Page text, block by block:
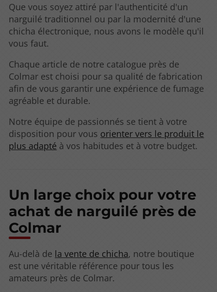
Que vous soyez attiré par l'authenticité d'un
narguilé traditionnel ou par la modernité d'une
chicha électronique, nous avons le modèle qu'il
vous faut.
Chaque article de notre catalogue près de
Colmar est choisi pour sa qualité de fabrication
afin de vous garantir une expérience de fumage
agréable et durable.
Notre équipe de passionnés se tient à votre
disposition pour vous orienter vers le produit le
plus adapté à vos habitudes et à votre budget.
Un large choix pour votre
achat de narguilé près de
Colmar
Au-delà de la vente de chicha, notre boutique
est une véritable référence pour tous les
amateurs près de Colmar.